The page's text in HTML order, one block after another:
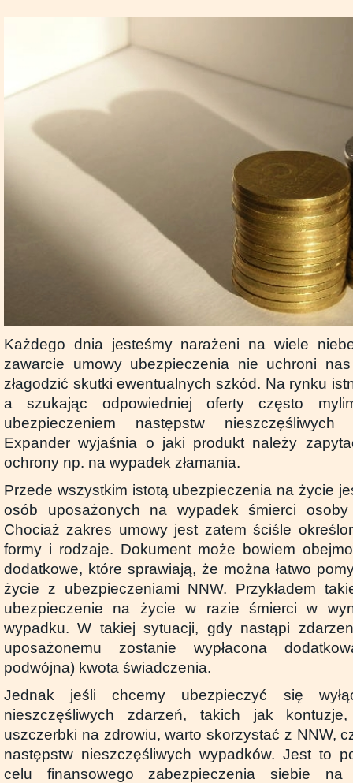
Każdego dnia jesteśmy narażeni na wiele
zawarcie umowy ubezpieczenia nie uchroni
złagodzić skutki ewentualnych szkód. Na rynku
a szukając odpowiedniej oferty często
ubezpieczeniem następstw nieszczęśliwych
Expander wyjaśnia o jaki produkt należy
ochrony np. na wypadek złamania.
Przede wszystkim istotą ubezpieczenia na życie
osób uposażonych na wypadek śmierci osoby
Chociaż zakres umowy jest zatem ściśle
formy i rodzaje. Dokument może bowiem
dodatkowe, które sprawiają, że można łatwo
życie z ubezpieczeniami NNW. Przykładem
ubezpieczenie na życie w razie śmierci w
wypadku. W takiej sytuacji, gdy nastąpi
uposażonemu zostanie wypłacona
podwójna) kwota świadczenia.
Jednak jeśli chcemy ubezpieczyć się
nieszczęśliwych zdarzeń, takich jak
uszczerbki na zdrowiu, warto skorzystać z NNW,
następstw nieszczęśliwych wypadków. Jest to
celu finansowego zabezpieczenia siebie na